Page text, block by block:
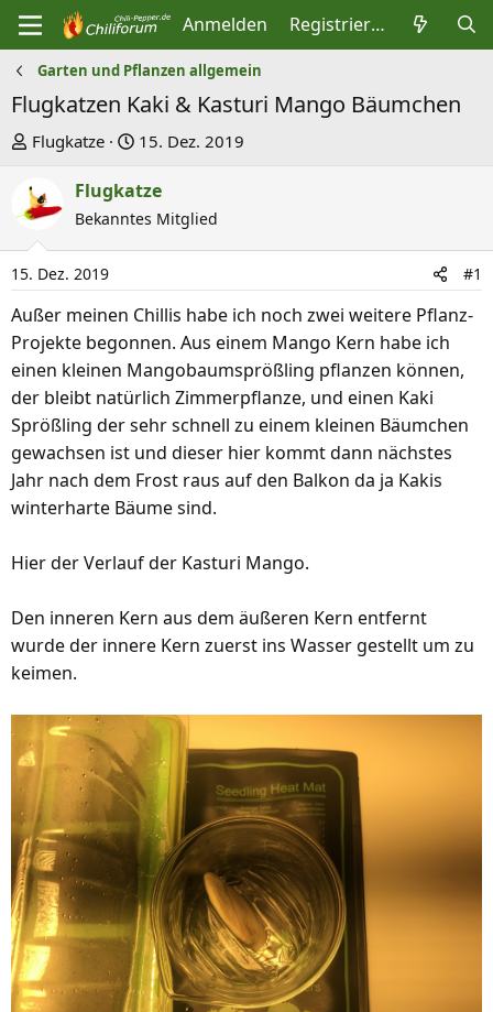
Anmelden Registrieren
Garten und Pflanzen allgemein
Flugkatzen Kaki & Kasturi Mango Bäumchen
E
s
t
e
l
e
r
Flugkatze
E
s
t
e
t
a
m
15. Dez. 2019
Flugkatze
Bekanntes Mitglied
15. Dez. 2019 #1
Außer meinen Chillis habe ich noch zwei weitere Pflanz-
Projekte begonnen. Aus einem Mango Kern habe ich
einen kleinen Mangobaumsprößling pflanzen können,
der bleibt natürlich Zimmerpflanze, und einen Kaki
Sprößling der sehr schnell zu einem kleinen Bäumchen
gewachsen ist und dieser hier kommt dann nächstes
Jahr nach dem Frost raus auf den Balkon da ja Kakis
winterharte Bäume sind.
Hier der Verlauf der Kasturi Mango.
Den inneren Kern aus dem äußeren Kern entfernt
wurde der innere Kern zuerst ins Wasser gestellt um zu
keimen.